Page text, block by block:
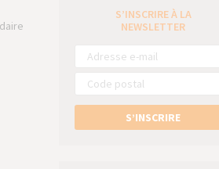
S’INSCRIRE À LA
NEWSLETTER
S’INSCRIRE